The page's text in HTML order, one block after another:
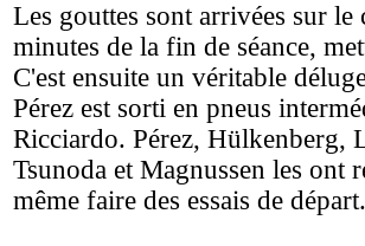
Les gouttes sont arrivées sur
minutes de la fin de séance,
C'est ensuite un véritable
Pérez est sorti en pneus
Ricciardo. Pérez, Hülkenberg,
Tsunoda et Magnussen les ont
même faire des essais de départ.